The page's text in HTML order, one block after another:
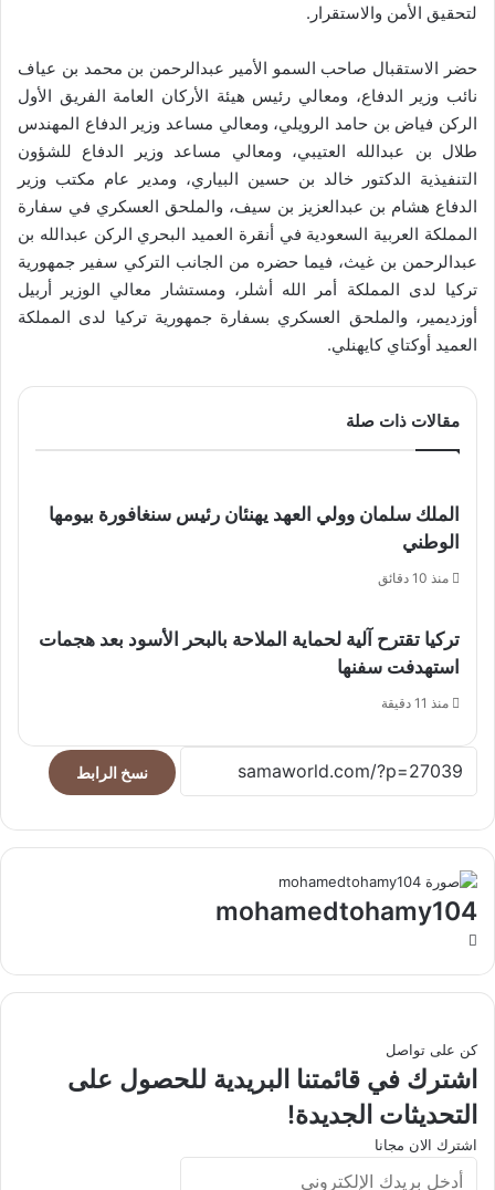
لتحقيق الأمن والاستقرار.
حضر الاستقبال صاحب السمو الأمير عبدالرحمن بن محمد بن عياف
نائب وزير الدفاع، ومعالي رئيس هيئة الأركان العامة الفريق الأول
الركن فياض بن حامد الرويلي، ومعالي مساعد وزير الدفاع المهندس
طلال بن عبدالله العتيبي، ومعالي مساعد وزير الدفاع للشؤون
التنفيذية الدكتور خالد بن حسين البياري، ومدير عام مكتب وزير
الدفاع هشام بن عبدالعزيز بن سيف، والملحق العسكري في سفارة
المملكة العربية السعودية في أنقرة العميد البحري الركن عبدالله بن
عبدالرحمن بن غيث، فيما حضره من الجانب التركي سفير جمهورية
تركيا لدى المملكة أمر الله أشلر، ومستشار معالي الوزير أربيل
أوزديمير، والملحق العسكري بسفارة جمهورية تركيا لدى المملكة
العميد أوكتاي كايهنلي.
مقالات ذات صلة
الملك سلمان وولي العهد يهنئان رئيس سنغافورة بيومها
الوطني
منذ 10 دقائق
تركيا تقترح آلية لحماية الملاحة بالبحر الأسود بعد هجمات
استهدفت سفنها
منذ 11 دقيقة
نسخ الرابط
mohamedtohamy104
كن على تواصل
اشترك في قائمتنا البريدية للحصول على
التحديثات الجديدة!
اشترك الان مجانا
أدخل